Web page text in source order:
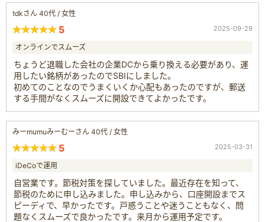
tdkさん 40代 / 女性
5 2025-09-29
オンラインでスムーズ
ちょうど退職した会社の企業DCから乗り換える必要があり、運
用したい銘柄があったのでSBIにしました。
初めてのことなのでうまくいくか心配もあったのですが、郵送
する手間がなくスムーズに開設できてよかったです。
みーmumuみーむーさん 40代 / 女性
5 2025-03-31
iDeCoで運用
自営業です。節税対策を探していました。最近存在を知って、
節税のために申し込みました。申し込みから、口座開設までス
ピーディで、早かったです。戸惑うことや迷うこともなく、問
題なくスムーズで良かったです。来月から運用予定です。